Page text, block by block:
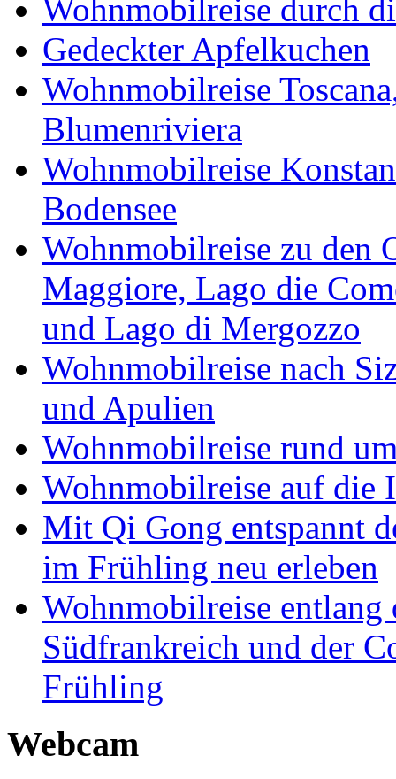
Wohnmobilreise durch
Gedeckter Apfelkuchen
Wohnmobilreise
Blumenriviera
Wohnmobilreise
Bodensee
Wohnmobilreise zu den
Maggiore, Lago die
und Lago di Mergozzo
Wohnmobilreise nach
und Apulien
Wohnmobilreise rund
Wohnmobilreise auf die
Mit Qi Gong entspannt
im Frühling neu erleben
Wohnmobilreise
Südfrankreich und der
Frühling
Webcam